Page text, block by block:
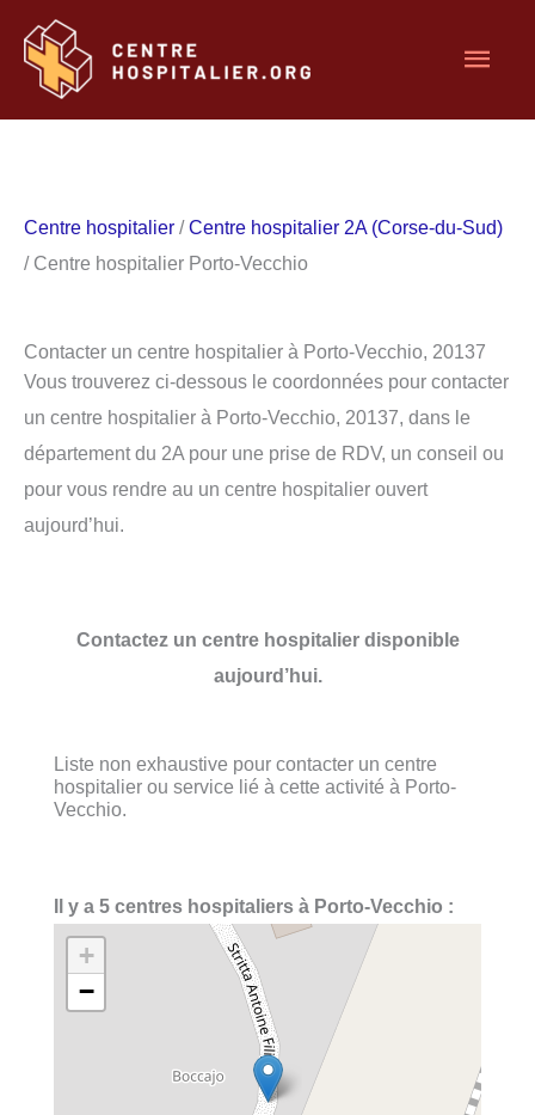
contenu
Centre hospitalier /Centre hospitalier 2A (Corse-du-Sud)
/ Centre hospitalier Porto-Vecchio
Contacter un centre hospitalier à Porto-Vecchio, 20137
Vous trouverez ci-dessous le coordonnées pour contacter
un centre hospitalier à Porto-Vecchio, 20137, dans le
département du 2A pour une prise de RDV, un conseil ou
pour vous rendre au un centre hospitalier ouvert
aujourd’hui.
Contactez un centre hospitalier disponible
aujourd’hui.
Liste non exhaustive pour contacter un centre
hospitalier ou service lié à cette activité à Porto-
Vecchio.
Il y a 5 centres hospitaliers à Porto-Vecchio :
+
−